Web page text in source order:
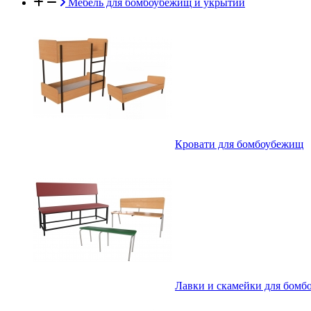
Мебель для бомбоубежищ и укрытий
Кровати для бомбоубежищ
Лавки и скамейки для